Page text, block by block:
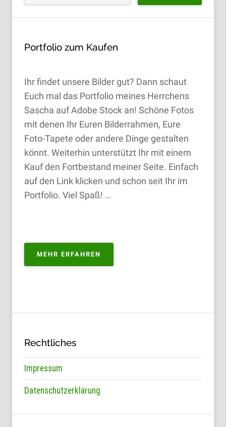
Portfolio zum Kaufen
Ihr findet unsere Bilder gut? Dann schaut
Euch mal das Portfolio meines Herrchens
Sascha auf Adobe Stock an! Schöne Fotos
mit denen Ihr Euren Bilderrahmen, Eure
Foto-Tapete oder andere Dinge gestalten
könnt. Weiterhin unterstützt Ihr mit einem
Kauf den Fortbestand meiner Seite. Einfach
auf den Link klicken und schon seit Ihr im
Portfolio. Viel Spaß! …
MEHR ERFAHREN
ZUM
Rechtliches
Impressum
Datenschutzerklärung